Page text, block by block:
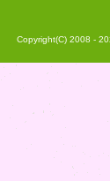
Copyright(C) 2008 -